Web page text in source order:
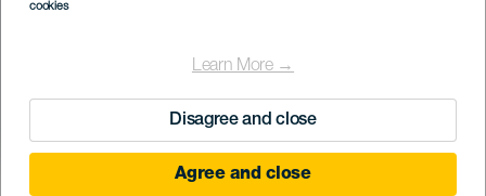
cookies
Learn More →
Disagree and close
Agree and close